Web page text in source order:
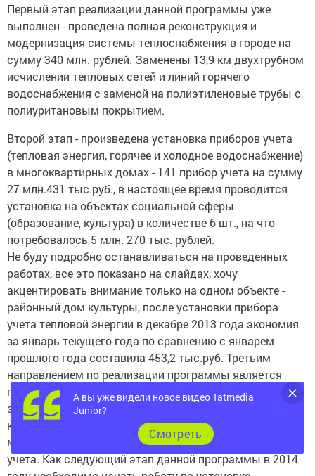
Первый этап реализации данной программы уже
выполнен - проведена полная реконструкция и
модернизация системы теплоснабжения в городе на
сумму 340 млн. рублей. Заменены 13,9 км двухтрубном
исчислении тепловых сетей и линий горячего
водоснабжения с заменой на полиэтиленовые трубы с
полиуритановым покрытием.
Второй этап - произведена установка приборов учета
(тепловая энергия, горячее и холодное водоснабжение)
в многоквартирных домах - 141 прибор учета на сумму
27 млн.431 тыс.руб., в настоящее время проводится
установка на объектах социальной сферы
(образование, культура) в количестве 6 шт., на что
потребовалось 5 млн. 270 тыс. рублей.
Не буду подробно останавливаться на проведенных
работах, все это показано на слайдах, хочу
акцентировать внимание только на одном объекте -
районный дом культуры, после установки прибора
учета тепловой энергии в декабре 2013 года экономия
за январь текущего года по сравнению с январем
прошлого года составила 453,2 тыс.руб. Третьим
направлением по реализации программы является
проведение мероприятий по снижению потерь
электрической энергии. Проводится работа по
капитальному ремонту электрических сетей в
многоквартирых домах и установке новых приборов
учета. Как следующий этап данной программы в 2014
А вы уже видели новое видео Tatmedia
Junior?
Cмотреть